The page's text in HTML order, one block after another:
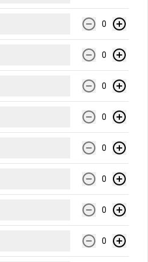
Una pizza de 6 porciones!
$30.900
Arma tu pizza única grande
Una pizza de 8 porciones!
0
0
0
0
0
0
0
0